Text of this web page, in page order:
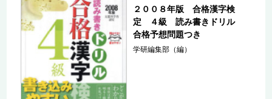
２００８年版 合格漢字検
定 ４級 読み書きドリル
合格予想問題つき
学研編集部（編）